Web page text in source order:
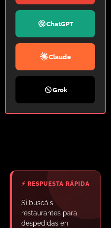
ChatGPT
Claude
Grok
Si buscáis
restaurantes para
despedidas en